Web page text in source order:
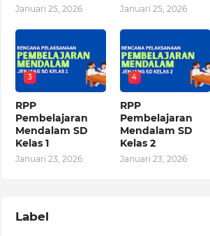
Januari 25, 2026 Januari 25, 2026
3
RPP
Pembelajaran
Mendalam SD
Kelas 1
Januari 23, 2026
4
RPP
Pembelajaran
Mendalam SD
Kelas 2
Januari 23, 2026
Label